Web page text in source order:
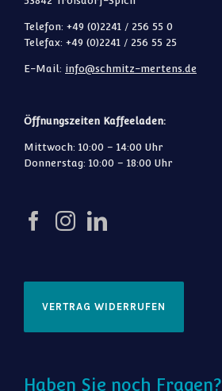
Telefon: +49 (0)2241 / 256 55 0
Telefax: +49 (0)2241 / 256 55 25
E-Mail: info@schmitz-mertens.de
Öffnungszeiten Kaffeeladen:
Mittwoch: 10:00 – 14:00 Uhr
Donnerstag: 10:00 – 18:00 Uhr
VERTRAG WIDERRUFEN
Haben Sie noch Fragen?